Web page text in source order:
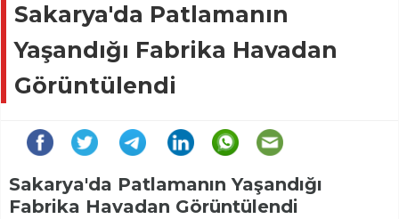
Sakarya'da Patlamanın
Yaşandığı Fabrika Havadan
Görüntülendi
Sakarya'da Patlamanın Yaşandığı
Fabrika Havadan Görüntülendi